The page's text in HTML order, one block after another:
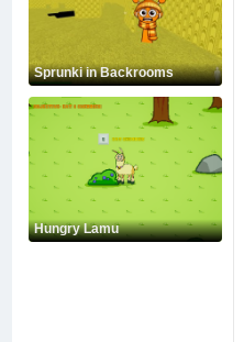
Sprunki in Backrooms
Hungry Lamu